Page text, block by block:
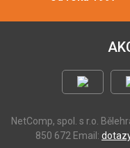
NetComp, spol. s r.o.
850 672 Email: